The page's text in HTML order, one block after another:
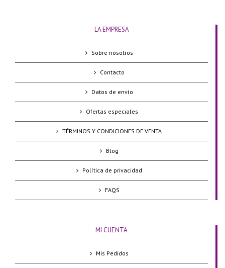
LA EMPRESA
Sobre nosotros
Contacto
Datos de envío
Ofertas especiales
TÉRMINOS Y CONDICIONES DE VENTA
Blog
Política de privacidad
FAQS
MI CUENTA
Mis Pedidos